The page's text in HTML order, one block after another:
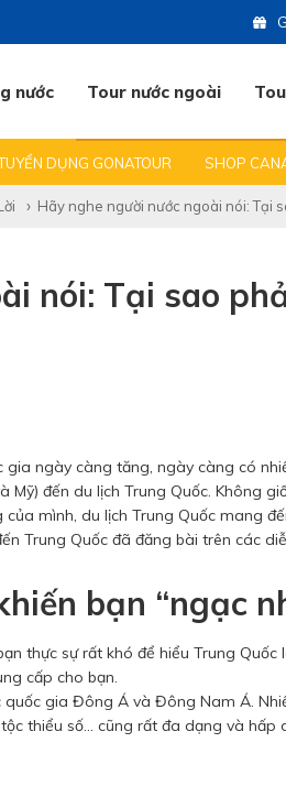
nước Tour nước ngoài
DỤNG GONATOUR SHOP
Hãy nghe người nước ngoài nói: Tại
nói: Tại sao
ngày càng tăng, ngày càng có
đến du lịch Trung Quốc. Không
mình, du lịch Trung Quốc mang
Trung Quốc đã đăng bài trên các
bạn “ngạc
thực sự rất khó để hiểu Trung
cấp cho bạn.
gia Đông Á và Đông Nam Á.
thiểu số… cũng rất đa dạng và hấp